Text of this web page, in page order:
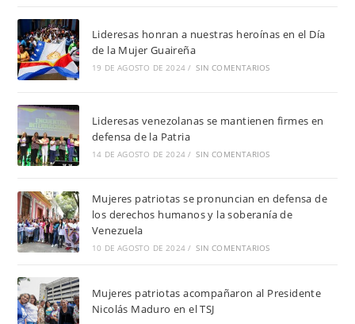
Lideresas honran a nuestras heroínas en el Día
de la Mujer Guaireña
19 DE AGOSTO DE 2024 / SIN COMENTARIOS
Lideresas venezolanas se mantienen firmes en
defensa de la Patria
14 DE AGOSTO DE 2024 / SIN COMENTARIOS
Mujeres patriotas se pronuncian en defensa de
los derechos humanos y la soberanía de
Venezuela
10 DE AGOSTO DE 2024 / SIN COMENTARIOS
Mujeres patriotas acompañaron al Presidente
Nicolás Maduro en el TSJ